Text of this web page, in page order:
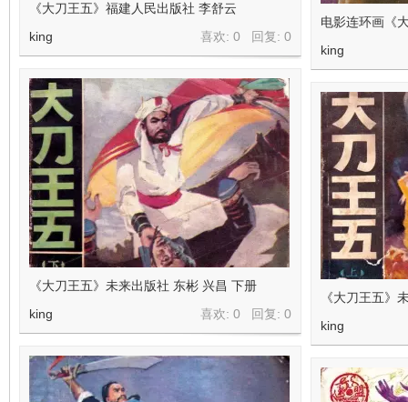
《大刀王五》福建人民出版社 李舒云
喜欢: 0 回复: 0
king
电影连环画《
king
《大刀王五》未来出版社 东彬 兴昌 下册
喜欢: 0 回复: 0
king
《大刀王五》
king